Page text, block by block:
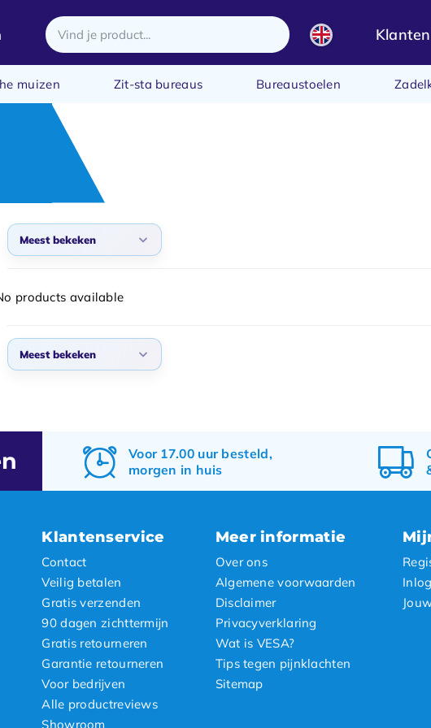
muizen Zit-sta bureaus Bureaustoelen
Meest bekeken
Meest bekeken
Laagste prijs
products available
Meest bekeken
Nieuwste producten
Laagste prijs
Voor 17.00 uur besteld,
morgen in huis
Klantenservice
Contact
Veilig betalen
Gratis verzenden
90 dagen zichttermijn
Gratis retourneren
Garantie retourneren
Voor bedrijven
Alle productreviews
Showroom
Meer informatie
Over ons
Algemene voorwaarden
Disclaimer
Privacyverklaring
Wat is VESA?
Tips tegen pijnklachten
Sitemap